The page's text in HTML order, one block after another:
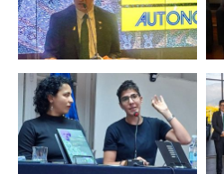
Zoom